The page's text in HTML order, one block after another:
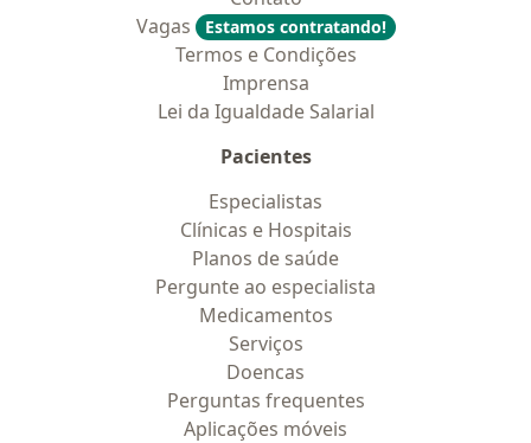
Vagas
Estamos contratando!
Termos e Condições
Imprensa
Lei da Igualdade Salarial
Pacientes
Especialistas
Clínicas e Hospitais
Planos de saúde
Pergunte ao especialista
Medicamentos
Serviços
Doencas
Perguntas frequentes
Aplicações móveis